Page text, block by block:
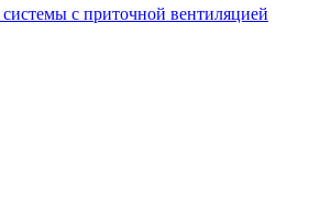
с приточной вентиляцией